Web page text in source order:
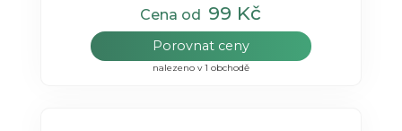
Cena od 99 Kč
Porovnat ceny
nalezeno v 1 obchodě